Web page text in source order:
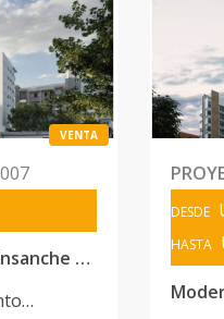
VENTA
Apartamentos en el Ensanche Naco
DESDE
HASTA